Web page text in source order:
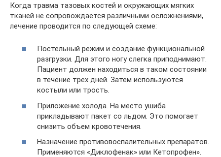
Когда травма тазовых костей и окружающих мягких
тканей не сопровождается различными осложнениями,
лечение проводится по следующей схеме:
Постельный режим и создание функциональной
разгрузки. Для этого ногу слегка приподнимают.
Пациент должен находиться в таком состоянии
в течение трех дней. Затем используются
костыли или трость.
Приложение холода. На место ушиба
прикладывают пакет со льдом. Это помогает
снизить объем кровотечения.
Назначение противовоспалительных препаратов.
Применяются «Диклофенак» или Кетопрофен».